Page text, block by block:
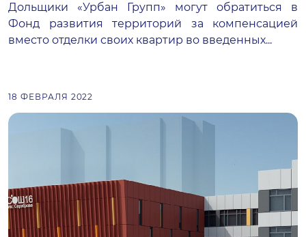
Дольщики «Урбан Групп» могут обратиться в
Фонд развития территорий за компенсацией
вместо отделки своих квартир во введенных...
18 ФЕВРАЛЯ 2022